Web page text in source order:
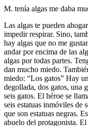
M. tenía algas me daba
Las algas te pueden
impedir respirar. Sino,
hay algas que no me
andar por encima de las
algas por todas partes.
dan mucho miedo.
miedo: “Los gatos” Hay
degollada, dos gatos, una
seis gatos. El héroe se
seis estatuas inmóviles de
que son estatuas negras.
abuelo del protagonista.